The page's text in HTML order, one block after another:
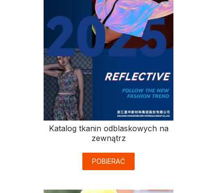
Katalog tkanin odblaskowych na
zewnątrz
POBIERAĆ